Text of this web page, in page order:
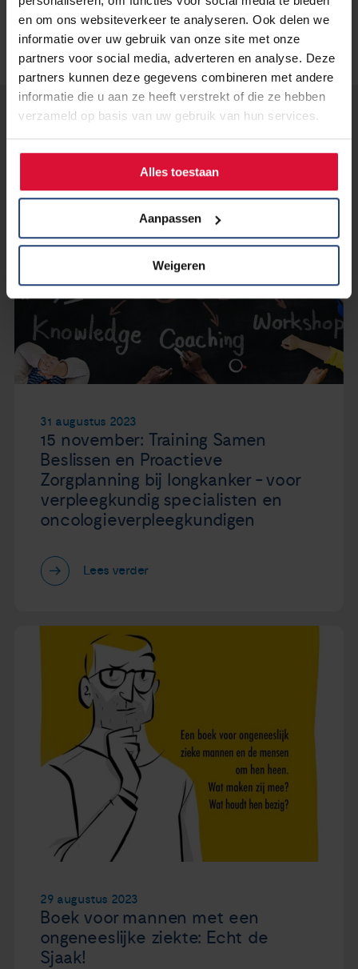
en om ons websiteverkeer te analyseren. Ook delen we
informatie over uw gebruik van onze site met onze
partners voor social media, adverteren en analyse. Deze
partners kunnen deze gegevens combineren met andere
informatie die u aan ze heeft verstrekt of die ze hebben
verzameld op basis van uw gebruik van hun services.
Alles toestaan
Aanpassen
Weigeren
Lees verder...
31 augustus 2023
15 november: Training Samen
Beslissen en Proactieve
Zorgplanning bij longkanker - voor
verpleegkundig specialisten en
oncologieverpleegkundigen
Lees verder
29 augustus 2023
Boek voor mannen met een
ongeneeslijke ziekte: Echt de
Sjaak!